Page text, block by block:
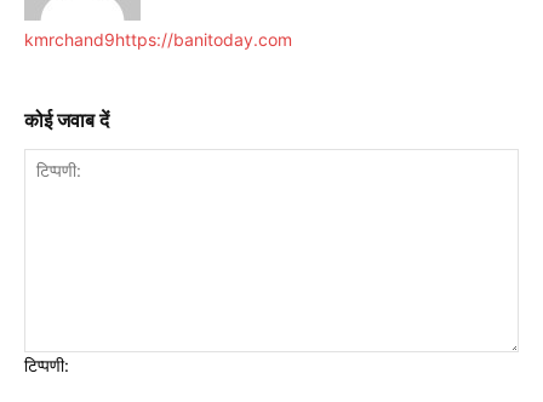
kmrchand9https://banitoday.com
कोई जवाब दें
टिप्पणी: